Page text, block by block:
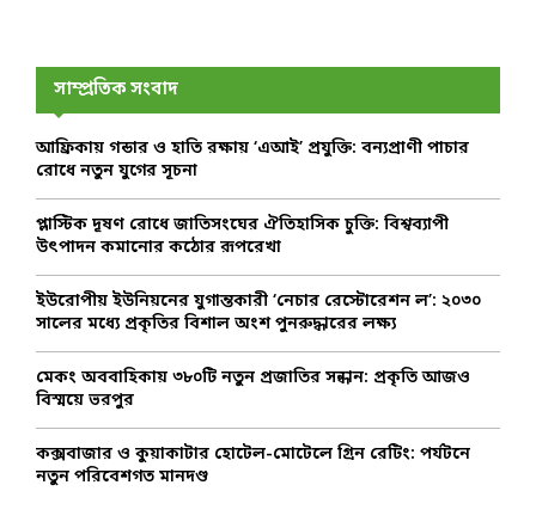
f
r
E
A
সাম্প্রতিক সংবাদ
আফ্রিকায় গন্ডার ও হাতি রক্ষায় ‘এআই’ প্রযুক্তি: বন্যপ্রাণী পাচার
রোধে নতুন যুগের সূচনা
প্লাস্টিক দূষণ রোধে জাতিসংঘের ঐতিহাসিক চুক্তি: বিশ্বব্যাপী
উৎপাদন কমানোর কঠোর রূপরেখা
ইউরোপীয় ইউনিয়নের যুগান্তকারী ‘নেচার রেস্টোরেশন ল’: ২০৩০
সালের মধ্যে প্রকৃতির বিশাল অংশ পুনরুদ্ধারের লক্ষ্য
মেকং অববাহিকায় ৩৮০টি নতুন প্রজাতির সন্ধান: প্রকৃতি আজও
বিস্ময়ে ভরপুর
কক্সবাজার ও কুয়াকাটার হোটেল-মোটেলে গ্রিন রেটিং: পর্যটনে
নতুন পরিবেশগত মানদণ্ড